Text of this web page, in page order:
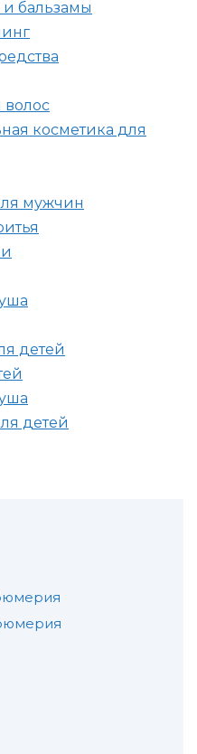
бальзамы
волос
косметика для
мужчин
детей
детей